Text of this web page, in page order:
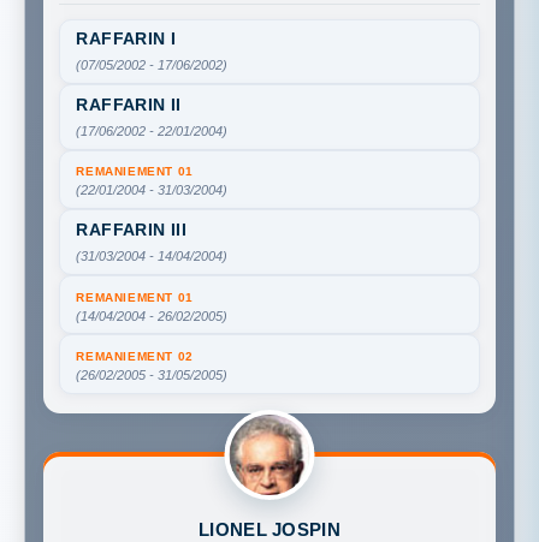
RAFFARIN I
(07/05/2002 - 17/06/2002)
RAFFARIN II
(17/06/2002 - 22/01/2004)
REMANIEMENT 01
(22/01/2004 - 31/03/2004)
RAFFARIN III
(31/03/2004 - 14/04/2004)
REMANIEMENT 01
(14/04/2004 - 26/02/2005)
REMANIEMENT 02
(26/02/2005 - 31/05/2005)
LIONEL JOSPIN